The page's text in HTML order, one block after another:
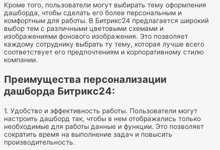
Кроме того, пользователи могут выбирать тему оформления
дашборда, чтобы сделать его более персональным и
комфортным для работы. В Битрикс24 предлагается широкий
выбор тем с различными цветовыми схемами и
изображениями фонового изображения. Это позволяет
каждому сотруднику выбрать ту тему, которая лучше всего
соответствует его предпочтениям и корпоративному стилю
компании.
Преимущества персонализации
дашборда Битрикс24:
1. Удобство и эффективность работы. Пользователи могут
настроить дашборд так, чтобы в нем отображались только
необходимые для работы данные и функции. Это позволяет
сократить время на выполнение задач и повысить
производительность.